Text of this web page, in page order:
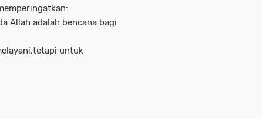
Allah adalah bencana bagi
untuk